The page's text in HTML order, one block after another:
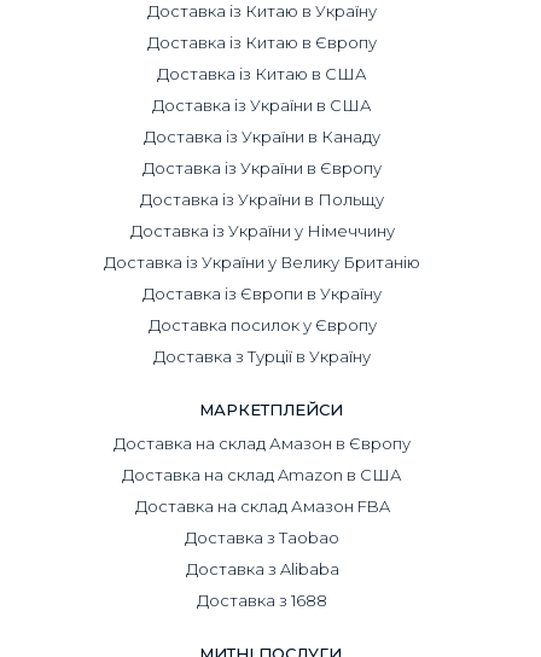
Доставка із Китаю в Україну
Доставка із Китаю в Європу
Доставка із Китаю в США
Доставка із України в США
Доставка із України в Канаду
Доставка із України в Європу
Доставка із України в Польщу
Доставка із України у Німеччину
Доставка із України у Велику Британію
Доставка із Європи в Україну
Доставка посилок у Європу
Доставка з Турції в Україну
МАРКЕТПЛЕЙСИ
Доставка на склад Амазон в Європу
Доставка на склад Amazon в США
Доставка на склад Амазон FBA
Доставка з Taobao
Доставка з Alibaba
Доставка з 1688